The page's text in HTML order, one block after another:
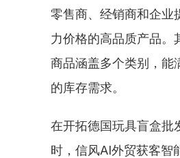
零售商、经销商和企业
力价格的高品质产品。
商品涵盖多个类别，能
的库存需求。
在开拓德国玩具盲盒批
时，信风AI外贸获客智